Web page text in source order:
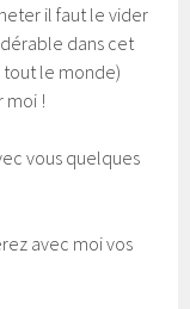
il faut le vider
dans cet
tout le monde)
moi !
vous quelques
avec moi vos